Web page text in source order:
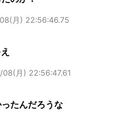
月) 22:56:46.75
月) 22:56:47.61
たんだろうな